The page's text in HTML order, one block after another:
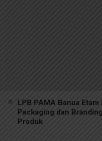
LPB PAMA Banua
Packaging dan
Produk